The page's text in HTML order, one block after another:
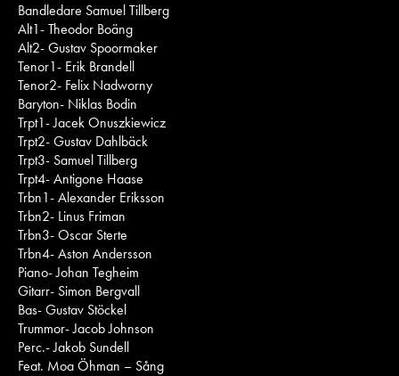
Bandledare Samuel Tillberg
Alt1- Theodor Boäng
Alt2- Gustav Spoormaker
Tenor1- Erik Brandell
Tenor2- Felix Nadworny
Baryton- Niklas Bodin
Trpt1- Jacek Onuszkiewicz
Trpt2- Gustav Dahlbäck
Trpt3- Samuel Tillberg
Trpt4- Antigone Haase
Trbn1- Alexander Eriksson
Trbn2- Linus Friman
Trbn3- Oscar Sterte
Trbn4- Aston Andersson
Piano- Johan Tegheim
Gitarr- Simon Bergvall
Bas- Gustav Stöckel
Trummor- Jacob Johnson
Perc.- Jakob Sundell
Feat. Moa Öhman – Sång